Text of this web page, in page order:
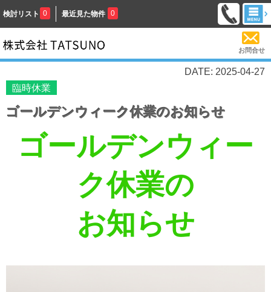
検討リスト 0 最近見た物件 0
お問合せ
DATE: 2025-04-27
臨時休業
ゴールデンウィーク休業のお知らせ
ゴールデンウィー
ク休業の
お知らせ